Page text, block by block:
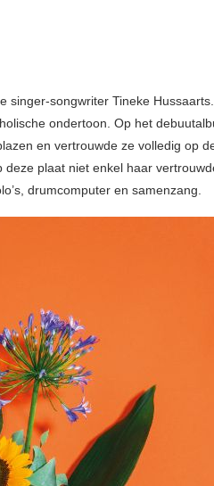
singer-songwriter Tineke
ondertoon. Op het
en vertrouwde ze volledig op
plaat niet enkel haar
drumcomputer en samenzang.